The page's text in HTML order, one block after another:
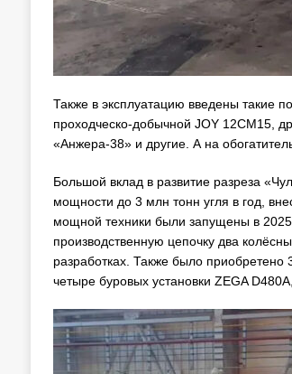
Также в эксплуатацию введены такие
проходческо-добычной JOY 12СМ15,
«Анжера-38» и другие. А на
Большой вклад в развитие разреза
мощности до 3 млн тонн угля в год,
мощной техники были запущены в
производственную цепочку два
разработках. Также было
четыре буровых установки ZEGA